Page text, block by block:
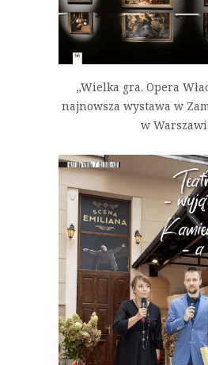
„Wielka gra. Opera
najnowsza wystawa w
w